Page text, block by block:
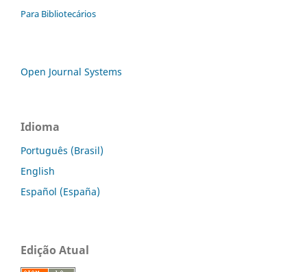
Para Bibliotecários
Open Journal Systems
Idioma
Português (Brasil)
English
Español (España)
Edição Atual